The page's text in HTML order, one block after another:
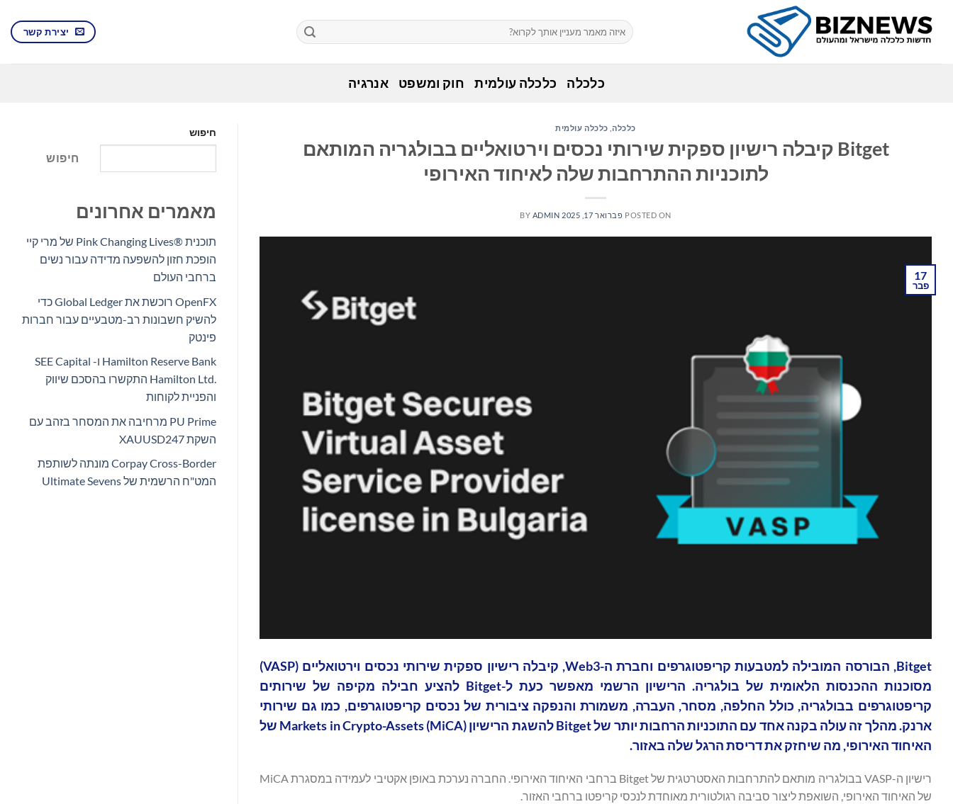
content
יצירת קשר
כלכלה כלכלה עולמית חוק ומשפט אנרגיה
כלכלה, כלכלה עולמית
Bitget קיבלה רישיון ספקית שירותי נכסים וירטואליים בבולגריה המותאם
לתוכניות ההתרחבות שלה לאיחוד האירופי
POSTED ON פברואר 17, 2025 BY ADMIN
17
פבר
Bitget, הבורסה המובילה למטבעות קריפטוגרפים וחברת ה-Web3, קיבלה רישיון ספקית שירותי נכסים וירטואליים (VASP)
מסוכנות ההכנסות הלאומית של בולגריה. הרישיון הרשמי מאפשר כעת ל-Bitget להציע חבילה מקיפה של שירותים
קריפטוגרפים בבולגריה, כולל החלפה, מסחר, העברה, משמורת והנפקה ציבורית של נכסים קריפטוגרפים, כמו גם שירותי
ארנק. מהלך זה עולה בקנה אחד עם התוכניות הרחבות יותר של Bitget להשגת הרישיון Markets in Crypto-Assets (MiCA) של
האיחוד האירופי, מה שיחזק את דריסת הרגל שלה באזור.
רישיון ה-VASP בבולגריה מותאם להתרחבות האסטרטגית של Bitget ברחבי האיחוד האירופי. החברה נערכת באופן אקטיבי לעמידה במסגרת MiCA
של האיחוד האירופי, השואפת ליצור סביבה רגולטורית מאוחדת לנכסי קריפטו ברחבי האזור.
חיפוש
חיפוש
מאמרים אחרונים
תוכנית Pink Changing Lives®‎ של מרי קיי
הופכת חזון להשפעה מדידה עבור נשים
ברחבי העולם
OpenFX רוכשת את Global Ledger כדי
להשיק חשבונות רב-מטבעיים עבור חברות
פינטק
Hamilton Reserve Bank ו- SEE Capital
Hamilton Ltd.‎ התקשרו בהסכם שיווק
והפניית לקוחות
PU Prime מרחיבה את המסחר בזהב עם
השקת XAUUSD247
Corpay Cross-Border מונתה לשותפת
המט"ח הרשמית של Ultimate Sevens